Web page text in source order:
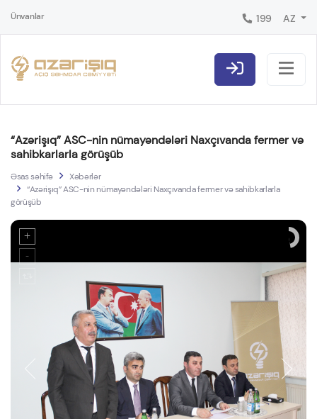
Ünvanlar 199 AZ
“Azərişıq” ASC-nin nümayəndələri Naxçıvanda fermer və
sahibkarlarla görüşüb
Əsas səhifə
Xəbərlər
“Azərişıq” ASC-nin nümayəndələri Naxçıvanda fermer və sahibkarlarla
görüşüb